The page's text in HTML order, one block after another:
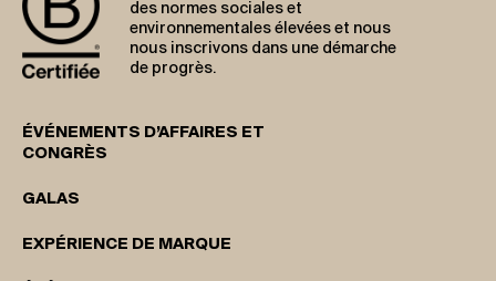
des normes sociales et
environnementales élevées et nous
nous inscrivons dans une démarche
de progrès.
ÉVÉNEMENTS D’AFFAIRES ET
CONGRÈS
GALAS
EXPÉRIENCE DE MARQUE